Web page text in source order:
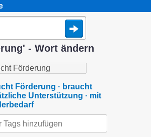
- Wort ändern
Förderung · braucht
Unterstützung · mit